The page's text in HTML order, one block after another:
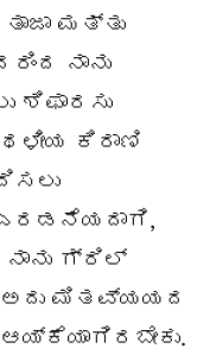
ಮತ್ತು
ನಾನು
ಕಿರಾಣಿ
ನಾನು ಗ್ರಿಲ್
ಮಿತವ್ಯಯದ